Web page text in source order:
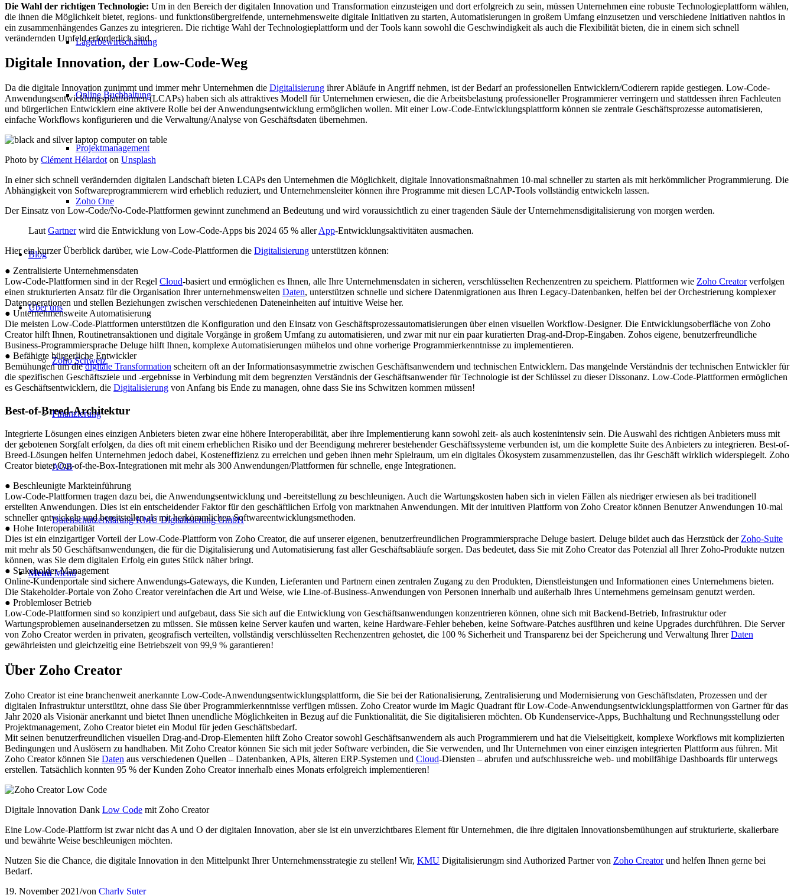
Lagerbewirtschaftung
Online Buchhaltung
Projektmanagement
Zoho One
Blog
Über uns
Zoho Schweiz
Finanzierung
AGB
Datenschutzerklärung KMU Digitalisierung GmbH
Menü Menü
Die Wahl der richtigen Technologie: Um in den Bereich der digitalen Innovation und Transformation einzusteigen und dort erfolgreich zu sein, müssen Unternehmen eine robuste Technologieplattform wählen,
die ihnen die Möglichkeit bietet, regions- und funktionsübergreifende, unternehmensweite digitale Initiativen zu starten, Automatisierungen in großem Umfang einzusetzen und verschiedene Initiativen nahtlos in
ein zusammenhängendes Ganzes zu integrieren. Die richtige Wahl der Technologieplattform und der Tools kann sowohl die Geschwindigkeit als auch die Flexibilität bieten, die in einem sich schnell
verändernden Umfeld erforderlich sind.
Digitale Innovation, der Low-Code-Weg
Da die digitale Innovation zunimmt und immer mehr Unternehmen die Digitalisierung ihrer Abläufe in Angriff nehmen, ist der Bedarf an professionellen Entwicklern/Codierern rapide gestiegen. Low-Code-
Anwendungsentwicklungsplattformen (LCAPs) haben sich als attraktives Modell für Unternehmen erwiesen, die die Arbeitsbelastung professioneller Programmierer verringern und stattdessen ihren Fachleuten
und bürgerlichen Entwicklern eine aktivere Rolle bei der Anwendungsentwicklung ermöglichen wollen. Mit einer Low-Code-Entwicklungsplattform können sie zentrale Geschäftsprozesse automatisieren,
einfache Workflows konfigurieren und die Verwaltung/Analyse von Geschäftsdaten übernehmen.
Photo by Clément Hélardot on Unsplash
In einer sich schnell verändernden digitalen Landschaft bieten LCAPs den Unternehmen die Möglichkeit, digitale Innovationsmaßnahmen 10-mal schneller zu starten als mit herkömmlicher Programmierung. Die
Abhängigkeit von Softwareprogrammierern wird erheblich reduziert, und Unternehmensleiter können ihre Programme mit diesen LCAP-Tools vollständig entwickeln lassen.
Der Einsatz von Low-Code/No-Code-Plattformen gewinnt zunehmend an Bedeutung und wird voraussichtlich zu einer tragenden Säule der Unternehmensdigitalisierung von morgen werden.
Laut Gartnerwird die Entwicklung von Low-Code-Apps bis 2024 65 % allerApp-Entwicklungsaktivitäten ausmachen.
Hier ein kurzer Überblick darüber, wie Low-Code-Plattformen die Digitalisierung unterstützen können:
● Zentralisierte Unternehmensdaten
Low-Code-Plattformen sind in der Regel Cloud-basiert und ermöglichen es Ihnen, alle Ihre Unternehmensdaten in sicheren, verschlüsselten Rechenzentren zu speichern. Plattformen wie Zoho Creatorverfolgen
einen strukturierten Ansatz für die Organisation Ihrer unternehmensweiten Daten, unterstützen schnelle und sichere Datenmigrationen aus Ihren Legacy-Datenbanken, helfen bei der Orchestrierung komplexer
Datenoperationen und stellen Beziehungen zwischen verschiedenen Dateneinheiten auf intuitive Weise her.
● Unternehmensweite Automatisierung
Die meisten Low-Code-Plattformen unterstützen die Konfiguration und den Einsatz von Geschäftsprozessautomatisierungen über einen visuellen Workflow-Designer. Die Entwicklungsoberfläche von Zoho
Creator hilft Ihnen, Routinetransaktionen und digitale Vorgänge in großem Umfang zu automatisieren, und zwar mit nur ein paar kuratierten Drag-and-Drop-Eingaben. Zohos eigene, benutzerfreundliche
Business-Programmiersprache Deluge hilft Ihnen, komplexe Automatisierungen mühelos und ohne vorherige Programmierkenntnisse zu implementieren.
● Befähigte bürgerliche Entwickler
Bemühungen um diedigitale Transformation scheitern oft an der Informationsasymmetrie zwischen Geschäftsanwendern und technischen Entwicklern. Das mangelnde Verständnis der technischen Entwickler für
die spezifischen Geschäftsziele und -ergebnisse in Verbindung mit dem begrenzten Verständnis der Geschäftsanwender für Technologie ist der Schlüssel zu dieser Dissonanz. Low-Code-Plattformen ermöglichen
es Geschäftsentwicklern, die Digitalisierung von Anfang bis Ende zu managen, ohne dass Sie ins Schwitzen kommen müssen!
Best-of-Breed-Architektur
Integrierte Lösungen eines einzigen Anbieters bieten zwar eine höhere Interoperabilität, aber ihre Implementierung kann sowohl zeit- als auch kostenintensiv sein. Die Auswahl des richtigen Anbieters muss mit
der gebotenen Sorgfalt erfolgen, da dies oft mit einem erheblichen Risiko und der Beendigung mehrerer bestehender Geschäftssysteme verbunden ist, um die komplette Suite des Anbieters zu integrieren. Best-of-
Breed-Lösungen helfen Unternehmen jedoch dabei, Kosteneffizienz zu erreichen und geben ihnen mehr Spielraum, um ein digitales Ökosystem zusammenzustellen, das ihr Geschäft wirklich widerspiegelt. Zoho
Creator bietet Out-of-the-Box-Integrationen mit mehr als 300 Anwendungen/Plattformen für schnelle, enge Integrationen.
● Beschleunigte Markteinführung
Low-Code-Plattformen tragen dazu bei, die Anwendungsentwicklung und -bereitstellung zu beschleunigen. Auch die Wartungskosten haben sich in vielen Fällen als niedriger erwiesen als bei traditionell
erstellten Anwendungen. Dies ist ein entscheidender Faktor für den geschäftlichen Erfolg von marktnahen Anwendungen. Mit der intuitiven Plattform von Zoho Creator können Benutzer Anwendungen 10-mal
schneller entwickeln und bereitstellen als mit herkömmlichen Softwareentwicklungsmethoden.
● Hohe Interoperabilität
Dies ist ein einzigartiger Vorteil der Low-Code-Plattform von Zoho Creator, die auf unserer eigenen, benutzerfreundlichen Programmiersprache Deluge basiert. Deluge bildet auch das Herzstück der Zoho-Suite
mit mehr als 50 Geschäftsanwendungen, die für die Digitalisierung und Automatisierung fast aller Geschäftsabläufe sorgen. Das bedeutet, dass Sie mit Zoho Creator das Potenzial all Ihrer Zoho-Produkte nutzen
können, was Sie dem digitalen Erfolg ein gutes Stück näher bringt.
● Stakeholder-Management
Online-Kundenportale sind sichere Anwendungs-Gateways, die Kunden, Lieferanten und Partnern einen zentralen Zugang zu den Produkten, Dienstleistungen und Informationen eines Unternehmens bieten.
Die Stakeholder-Portale von Zoho Creator vereinfachen die Art und Weise, wie Line-of-Business-Anwendungen von Personen innerhalb und außerhalb Ihres Unternehmens gemeinsam genutzt werden.
● Problemloser Betrieb
Low-Code-Plattformen sind so konzipiert und aufgebaut, dass Sie sich auf die Entwicklung von Geschäftsanwendungen konzentrieren können, ohne sich mit Backend-Betrieb, Infrastruktur oder
Wartungsproblemen auseinandersetzen zu müssen. Sie müssen keine Server kaufen und warten, keine Hardware-Fehler beheben, keine Software-Patches ausführen und keine Upgrades durchführen. Die Server
von Zoho Creator werden in privaten, geografisch verteilten, vollständig verschlüsselten Rechenzentren gehostet, die 100 % Sicherheit und Transparenz bei der Speicherung und Verwaltung IhrerDaten
gewährleisten und gleichzeitig eine Betriebszeit von 99,9 % garantieren!
Über Zoho Creator
Zoho Creator ist eine branchenweit anerkannte Low-Code-Anwendungsentwicklungsplattform, die Sie bei der Rationalisierung, Zentralisierung und Modernisierung von Geschäftsdaten, Prozessen und der
digitalen Infrastruktur unterstützt, ohne dass Sie über Programmierkenntnisse verfügen müssen. Zoho Creator wurde im Magic Quadrant für Low-Code-Anwendungsentwicklungsplattformen von Gartner für das
Jahr 2020 als Visionär anerkannt und bietet Ihnen unendliche Möglichkeiten in Bezug auf die Funktionalität, die Sie digitalisieren möchten. Ob Kundenservice-Apps, Buchhaltung und Rechnungsstellung oder
Projektmanagement, Zoho Creator bietet ein Modul für jeden Geschäftsbedarf.
Mit seinen benutzerfreundlichen visuellen Drag-and-Drop-Elementen hilft Zoho Creator sowohl Geschäftsanwendern als auch Programmierern und hat die Vielseitigkeit, komplexe Workflows mit komplizierten
Bedingungen und Auslösern zu handhaben. Mit Zoho Creator können Sie sich mit jeder Software verbinden, die Sie verwenden, und Ihr Unternehmen von einer einzigen integrierten Plattform aus führen. Mit
Zoho Creator können Sie Daten aus verschiedenen Quellen – Datenbanken, APIs, älteren ERP-Systemen und Cloud-Diensten – abrufen und aufschlussreiche web- und mobilfähige Dashboards für unterwegs
erstellen. Tatsächlich konnten 95 % der Kunden Zoho Creator innerhalb eines Monats erfolgreich implementieren!
Digitale Innovation Dank Low Code mit Zoho Creator
Eine Low-Code-Plattform ist zwar nicht das A und O der digitalen Innovation, aber sie ist ein unverzichtbares Element für Unternehmen, die ihre digitalen Innovationsbemühungen auf strukturierte, skalierbare
und bewährte Weise beschleunigen möchten.
Nutzen Sie die Chance, die digitale Innovation in den Mittelpunkt Ihrer Unternehmensstrategie zu stellen! Wir, KMU Digitalisierungm sind Authorized Partner von Zoho Creatorund helfen Ihnen gerne bei
Bedarf.
19. November 2021/von Charly Suter